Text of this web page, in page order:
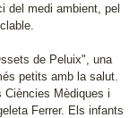
del medi ambient, pel
de Peluix", una
petits amb la salut.
Ciències Mèdiques i
Ferrer. Els infants